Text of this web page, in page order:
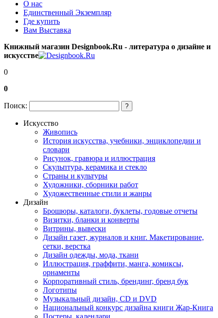
О нас
Единственный Экземпляр
Где купить
Вам Выставка
Книжный магазин Designbook.Ru - литература о дизайне и
искусстве
0
0
Поиск: ?
Искусство
Живопись
История искусства, учебники, энциклопедии и
словари
Рисунок, гравюра и иллюстрация
Скульптура, керамика и стекло
Страны и культуры
Художники, сборники работ
Художественные стили и жанры
Дизайн
Брошюры, каталоги, буклеты, годовые отчеты
Визитки, бланки и конверты
Витрины, вывески
Дизайн газет, журналов и книг. Макетирование,
сетки, верстка
Дизайн одежды, мода, ткани
Иллюстрация, граффити, манга, комиксы,
орнаменты
Корпоративный стиль, брендинг, бренд бук
Логотипы
Музыкальный дизайн, СD и DVD
Национальный конкурс дизайна книги Жар-Книга
Постеры, календари